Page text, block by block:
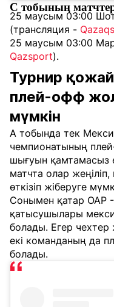
С тобының матчтер
25 маусым 03:00
(трансляция -
25 маусым 03:00
Qazsport).
Турнир
плей-офф
мүмкін
А тобында тек
чемпионатының
шығуын қамтамасыз
матчта олар
өткізіп жіберуге
Сонымен қатар ОАР -
қатысушылары
болады. Егер чехтер
екі команданың да
болады.